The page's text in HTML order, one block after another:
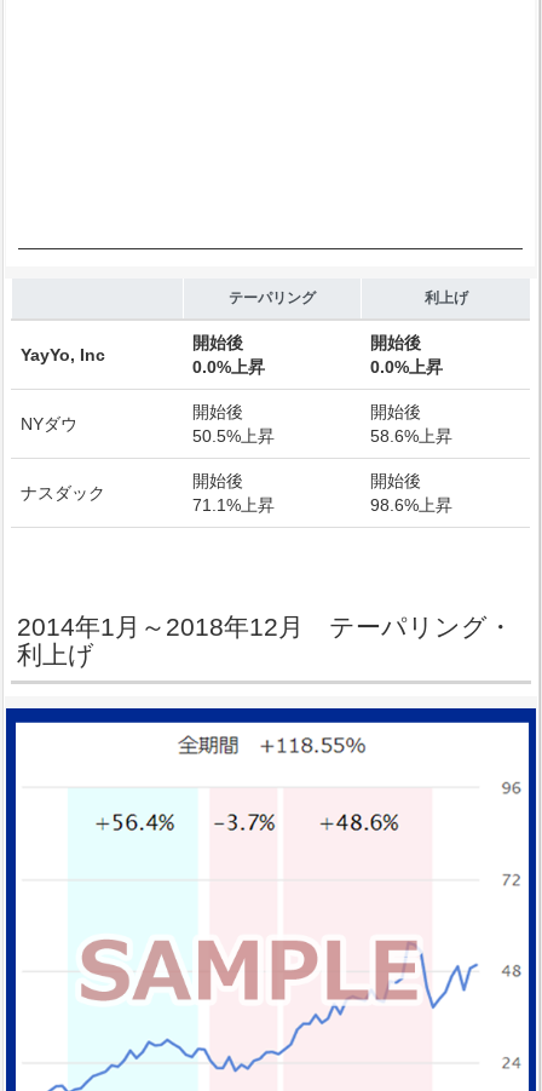
テーパリング 利上げ
YayYo, Inc
開始後
0.0%上昇
開始後
0.0%上昇
NYダウ
開始後
50.5%上昇
開始後
58.6%上昇
ナスダック
開始後
71.1%上昇
開始後
98.6%上昇
2014年1月～2018年12月 テーパリング・
利上げ